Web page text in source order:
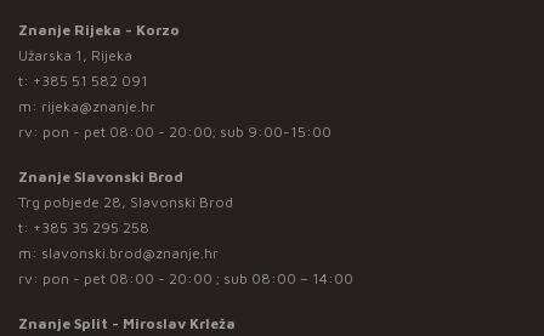
Znanje Rijeka - Korzo
Užarska 1, Rijeka
t: +385 51 582 091
m: rijeka@znanje.hr
rv: pon - pet 08:00 - 20:00; sub 9:00-15:00
Znanje Slavonski Brod
Trg pobjede 28, Slavonski Brod
t: +385 35 295 258
m: slavonski.brod@znanje.hr
rv: pon - pet 08:00 - 20:00 ; sub 08:00 – 14:00
Znanje Split - Miroslav Krleža